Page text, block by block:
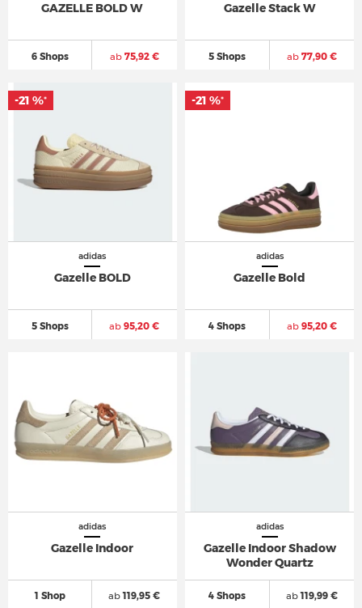
GAZELLE BOLD W
6 Shops ab75,92 €
Gazelle Stack W
5 Shops ab77,90 €
adidas
Gazelle BOLD
5 Shops ab 95,20 €
-21 %*
adidas
Gazelle Bold
4 Shops ab95,20 €
-21 %*
adidas
Gazelle Indoor
1 Shop ab119,95 €
adidas
Gazelle Indoor Shadow
Wonder Quartz
4 Shops ab119,99 €